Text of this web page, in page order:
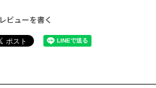
ビューを書く